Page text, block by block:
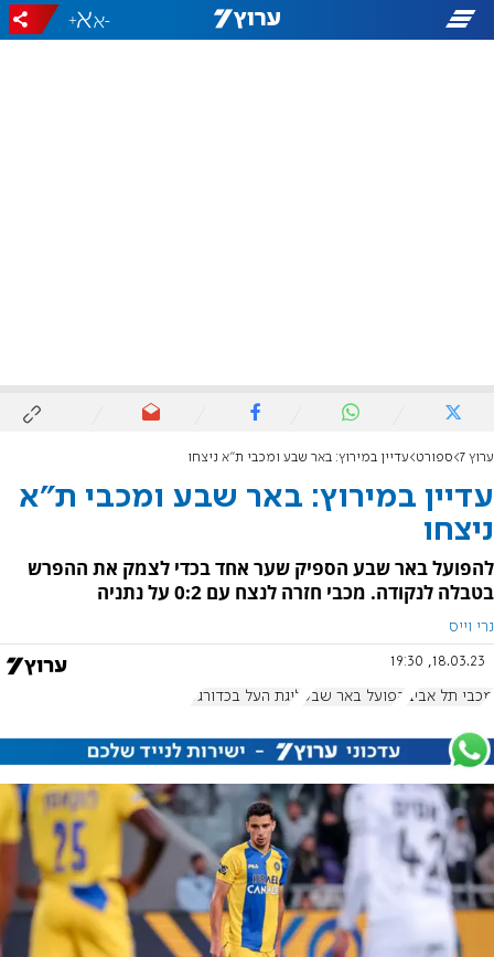
-
+
ערוץ 7 ספורט עדיין במירוץ: באר שבע ומכבי ת"א ניצחו
עדיין במירוץ: באר שבע ומכבי ת"א
ניצחו
להפועל באר שבע הספיק שער אחד בכדי לצמק את ההפרש
בטבלה לנקודה. מכבי חזרה לנצח עם 0:2 על נתניה
נרי וייס
18.03.23, 19:30
מכבי תל אביב הפועל באר שבע ליגת העל בכדורגל